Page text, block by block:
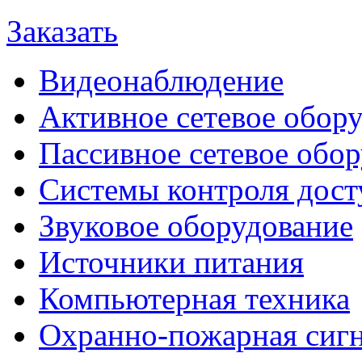
Заказать
Видеонаблюдение
Активное сетевое
Пассивное сетевое
Системы контроля
Звуковое оборудование
Источники питания
Компьютерная техника
Охранно-пожарная